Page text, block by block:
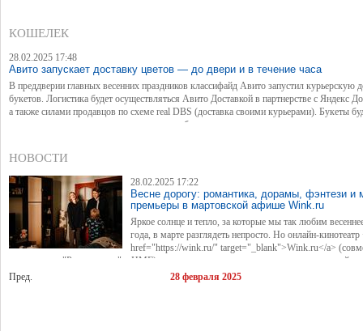
КОШЕЛЕК
28.02.2025 17:48
Авито запускает доставку цветов — до двери и в течение часа
В преддверии главных весенних праздников классифайд Авито запустил курьерскую
букетов. Логистика будет осуществляться Авито Доставкой в партнерстве с Яндекс
а также силами продавцов по схеме real DBS (доставка своими курьерами). Букеты
привозить в день заказа, а также можно выбрать экспресс-доставку в течение часа.
НОВОСТИ
28.02.2025 17:22
Весне дорогу: романтика, дорамы, фэнтези и
премьеры в мартовской афише Wink.ru
Яркое солнце и тепло, за которые мы так любим
года, в марте разглядеть непросто. Но онлайн-кинотеатр
href="https://wink.ru/" target="_blank">Wink.ru</a>
предприятие "Ростелекома" и НМГ) знает, где их искать, и готов стать для зрителей
проводником в весну. В дорогу можно взять загадочное фэнтези, полезный научпоп,
Пред. 28 февраля 2025